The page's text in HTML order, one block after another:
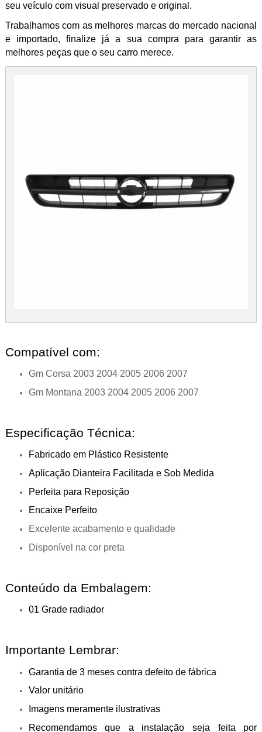
seu veículo com visual preservado e original.
Trabalhamos com as melhores marcas do mercado nacional
e importado, finalize já a sua compra para garantir as
melhores peças que o seu carro merece.
Compatível com:
Gm Corsa 2003 2004 2005 2006 2007
Gm Montana 2003 2004 2005 2006 2007
Especificação Técnica:
Fabricado em Plástico Resistente
Aplicação Dianteira Facilitada e Sob Medida
Perfeita para Reposição
Encaixe Perfeito
Excelente acabamento e qualidade
Disponível na cor preta
Conteúdo da Embalagem:
01 Grade radiador
Importante Lembrar:
Garantia de 3 meses contra defeito de fábrica
Valor unitário
Imagens meramente ilustrativas
Recomendamos que a instalação seja feita por